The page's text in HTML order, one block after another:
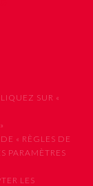
SUR «
« RÈGLES DE
PARAMÈTRES
LES